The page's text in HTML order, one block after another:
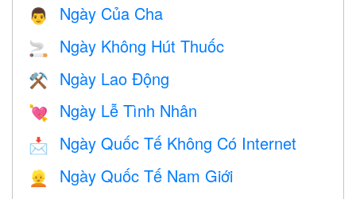
👨 Ngày Của Cha
🚬 Ngày Không Hút Thuốc
⚒️ Ngày Lao Động
💘 Ngày Lễ Tình Nhân
📩 Ngày Quốc Tế Không Có Internet
👱 Ngày Quốc Tế Nam Giới